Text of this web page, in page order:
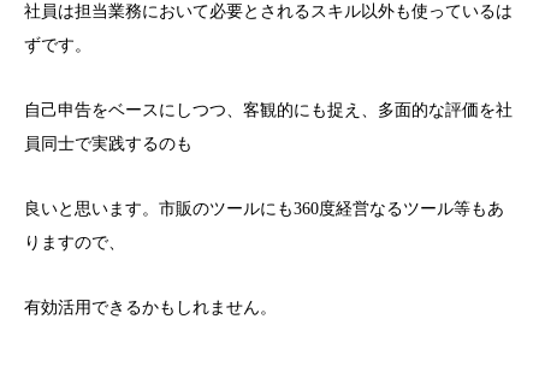
社員は担当業務において必要とされるスキル以外も使っているは
ずです。
自己申告をベースにしつつ、客観的にも捉え、多面的な評価を社
員同士で実践するのも
良いと思います。市販のツールにも360度経営なるツール等もあ
りますので、
有効活用できるかもしれません。